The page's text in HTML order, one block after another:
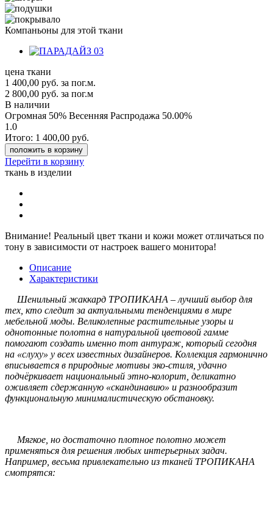
Компаньоны для этой ткани
цена ткани
1 400,00 руб. за пог.м.
2 800,00 руб. за пог.м
В наличии
Огромная 50% Весенняя Распродажа 50.00%
1.0
Итого: 1 400,00 руб.
положить в корзину
Перейти в корзину
ткань в изделии
Внимание! Реальный цвет ткани и кожи может отличаться по
тону в зависимости от настроек вашего монитора!
Описание
Характеристики
Шенильный жаккард ТРОПИКАНА – лучший выбор для
тех, кто следит за актуальными тенденциями в мире
мебельной моды. Великолепные растительные узоры и
однотонные полотна в натуральной цветовой гамме
помогают создать именно тот антураж, который сегодня
на «слуху» у всех известных дизайнеров. Коллекция гармонично
вписывается в природные мотивы эко-стиля, удачно
подчёркивает национальный этно-колорит, деликатно
оживляет сдержанную «скандинавию» и разнообразит
функциональную минималистическую обстановку.
Мягкое, но достаточно плотное полотно может
применяться для решения любых интерьерных задач.
Например, весьма привлекательно из тканей ТРОПИКАНА
смотрятся: